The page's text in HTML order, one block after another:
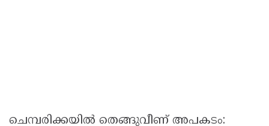
ചെമ്പരിക്കയിൽ തെങ്ങുവീണ് അപകടം: